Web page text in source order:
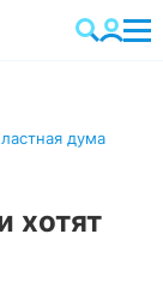
дума
хотят